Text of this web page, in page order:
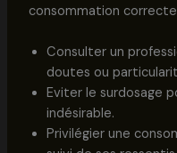
consommation
Consulter un
doutes ou
Eviter le surdosage
indésirable.
Privilégier une